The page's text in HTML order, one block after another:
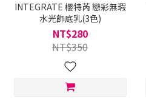
INTEGRATE 櫻特芮 戀彩無瑕
水光飾底乳(3色)
NT$280
NT$350